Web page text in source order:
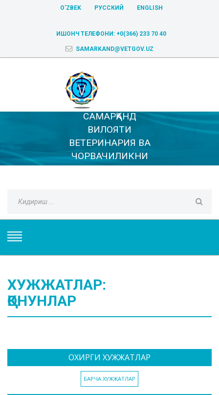
O'ZBEK РУССКИЙ ENGLISH
ИШОНЧ ТЕЛЕФОНИ: +0(366) 233 70 40
SAMARKAND@VETGOV.UZ
САМАРҚАНД
ВИЛОЯТИ
ВЕТЕРИНАРИЯ ВА
ЧОРВАЧИЛИКНИ
РИВОЖЛАНТИРИШ
ХУЖЖАТЛАР:
ҚОНУНЛАР
ОХИРГИ ХУЖЖАТЛАР
БАРЧА ХУЖЖАТЛАР